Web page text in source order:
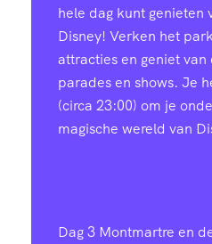
hele dag kunt genieten
Disney! Verken het
attracties en geniet
parades en shows. Je
(circa 23:00) om je
magische wereld van
Dag 3 Montmartre en